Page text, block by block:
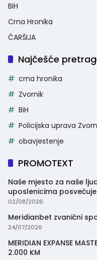
BiH
Crna Hronika
ČARŠIJA
Najčešće
crna hronika
Zvornik
BiH
Policijska uprava
obavjestenje
PROMOTEXT
Naše mjesto za naše
uposlenicima
trenutak
02/08/2026
Meridianbet zvanični
24/07/2026
MERIDIAN EXPANSE
2.000 KM